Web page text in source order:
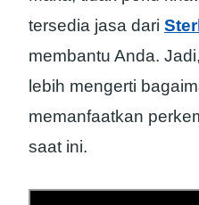
tersedia jasa dari
membantu Anda.
lebih mengerti
memanfaatkan
saat ini.